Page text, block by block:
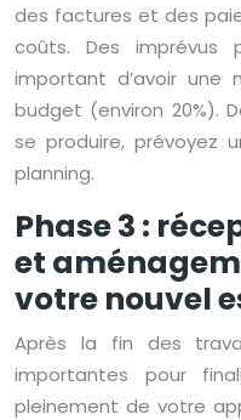
des factures et des
coûts. Des imprévus
important d’avoir une
budget (environ 20%).
se produire, prévoyez
planning.
Phase 3 :
et
votre nouvel
Après la fin des
importantes pour
pleinement de votre